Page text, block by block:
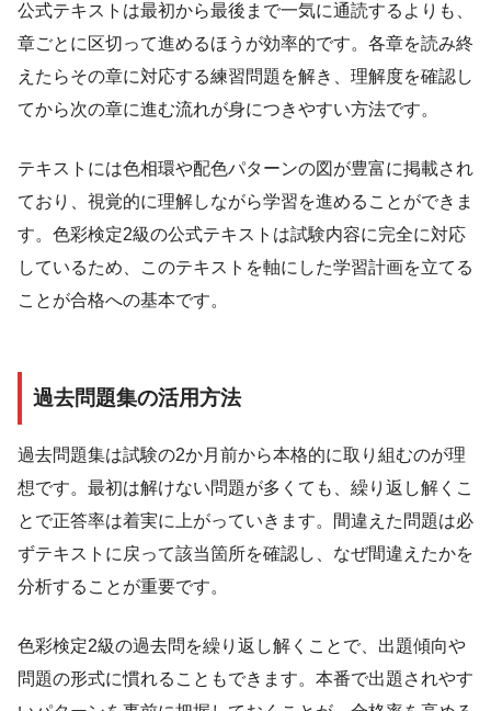
公式テキストは最初から最後まで一気に通読するよりも、
章ごとに区切って進めるほうが効率的です。各章を読み終
えたらその章に対応する練習問題を解き、理解度を確認し
てから次の章に進む流れが身につきやすい方法です。
テキストには色相環や配色パターンの図が豊富に掲載され
ており、視覚的に理解しながら学習を進めることができま
す。色彩検定2級の公式テキストは試験内容に完全に対応
しているため、このテキストを軸にした学習計画を立てる
ことが合格への基本です。
過去問題集の活用方法
過去問題集は試験の2か月前から本格的に取り組むのが理
想です。最初は解けない問題が多くても、繰り返し解くこ
とで正答率は着実に上がっていきます。間違えた問題は必
ずテキストに戻って該当箇所を確認し、なぜ間違えたかを
分析することが重要です。
色彩検定2級の過去問を繰り返し解くことで、出題傾向や
問題の形式に慣れることもできます。本番で出題されやす